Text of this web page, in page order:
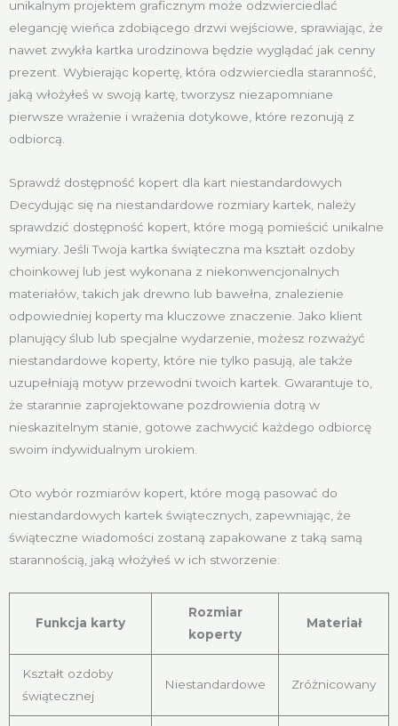
unikalnym projektem graficznym może odzwierciedlać
elegancję wieńca zdobiącego drzwi wejściowe, sprawiając, że
nawet zwykła kartka urodzinowa będzie wyglądać jak cenny
prezent. Wybierając kopertę, która odzwierciedla staranność,
jaką włożyłeś w swoją kartę, tworzysz niezapomniane
pierwsze wrażenie i wrażenia dotykowe, które rezonują z
odbiorcą.
Sprawdź dostępność kopert dla kart niestandardowych
Decydując się na niestandardowe rozmiary kartek, należy
sprawdzić dostępność kopert, które mogą pomieścić unikalne
wymiary. Jeśli Twoja kartka świąteczna ma kształt ozdoby
choinkowej lub jest wykonana z niekonwencjonalnych
materiałów, takich jak drewno lub bawełna, znalezienie
odpowiedniej koperty ma kluczowe znaczenie. Jako klient
planujący ślub lub specjalne wydarzenie, możesz rozważyć
niestandardowe koperty, które nie tylko pasują, ale także
uzupełniają motyw przewodni twoich kartek. Gwarantuje to,
że starannie zaprojektowane pozdrowienia dotrą w
nieskazitelnym stanie, gotowe zachwycić każdego odbiorcę
swoim indywidualnym urokiem.
Oto wybór rozmiarów kopert, które mogą pasować do
niestandardowych kartek świątecznych, zapewniając, że
świąteczne wiadomości zostaną zapakowane z taką samą
starannością, jaką włożyłeś w ich stworzenie:
Funkcja karty
Rozmiar
koperty
Materiał
Kształt ozdoby
świątecznej
Niestandardowe Zróżnicowany